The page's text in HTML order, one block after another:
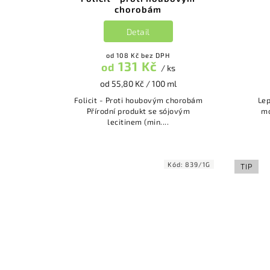
chorobám
od 108 Kč bez DPH
od 131 Kč / ks
od 55,80 Kč / 100 ml
Detail
Folicit - Proti houbovým chorobám
Přírodní produkt se sójovým
lecitinem (min....
motýlů
Kód:839/1G TIP